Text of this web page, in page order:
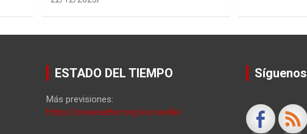
ESTADO DEL TIEMPO
Más previsiones:
https://oneweather.org/es/seville/
Síguenos